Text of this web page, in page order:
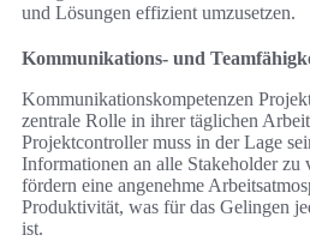
und Lösungen effizient umzusetzen.
Kommunikations- und
Kommunikationskompetenzen
zentrale Rolle in ihrer täglichen
Projektcontroller muss in der Lage
Informationen an alle Stakeholder zu
fördern eine angenehme
Produktivität, was für das Gelingen
ist.